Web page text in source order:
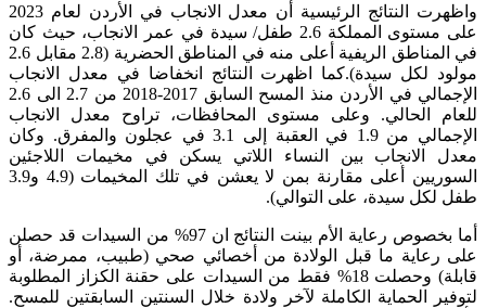
واظهرت النتائج الرئيسية أن معدل الانجاب في الأردن لعام 2023
على مستوى المملكة 2.6 طفل/ سيدة في عمر الانجاب، حيث كان
في المناطق الريفية أعلى منه في المناطق الحضرية (2.8 مقابل 2.6
مولود لكل سيدة).كما اظهرت النتائج انخفاضا في معدل الانجاب
الإجمالي في الأردن منذ المسح السابق 2017-2018 من 2.7 الى 2.6
للعام الحالي. وعلى مستوى المحافظات، تراوح معدل الانجاب
الإجمالي من 1.9 في العقبة إلى 3.1 في عجلون والمفرق. وكان
معدل الانجاب بين النساء اللاتي يسكن في مخيمات اللاجئين
السوريين أعلى مقارنة بمن لا يعشن في تلك المخيمات (4.9 و3.9
طفل لكل سيدة، على التوالي).
أما بخصوص رعاية الأم بينت النتائج ان 97% من السيدات قد حصلن
على رعاية ما قبل الولادة من أخصائي صحي (طبيب، ممرضة، أو
قابلة) وحصلت 18% فقط من السيدات على حقنة الكزاز المطلوبة
لتوفير الحماية الكاملة لآخر ولادة خلال السنتين السابقتين للمسح.